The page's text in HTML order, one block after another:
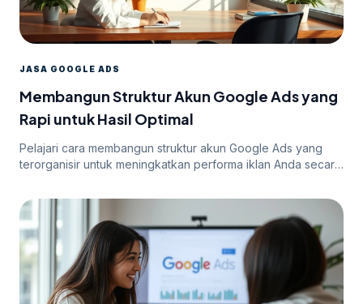
JASA GOOGLE ADS
Membangun Struktur Akun Google Ads yang
Rapi untuk Hasil Optimal
Pelajari cara membangun struktur akun Google Ads yang
terorganisir untuk meningkatkan performa iklan Anda secara